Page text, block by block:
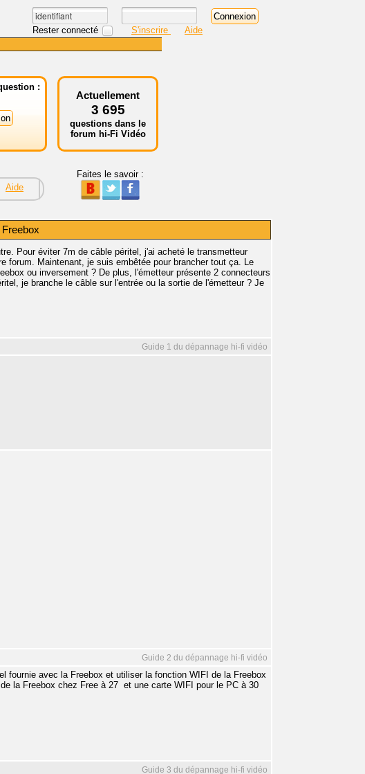
Rester connecté S'inscrire Aide
:
Actuellement
3 695
questions dans le
forum hi-Fi Vidéo
Aide
Faites le savoir :
Pour éviter 7m de câble péritel, j'ai acheté le transmetteur
forum. Maintenant, je suis embêtée pour brancher tout ça. Le
ou inversement ? De plus, l'émetteur présente 2 connecteurs
je branche le câble sur l'entrée ou la sortie de l'émetteur ? Je
Guide 1 du dépannage hi-fi vidéo
Guide 2 du dépannage hi-fi vidéo
fournie avec la Freebox et utiliser la fonction WIFI de la Freebox
Freebox chez Free à 27  et une carte WIFI pour le PC à 30 
Guide 3 du dépannage hi-fi vidéo